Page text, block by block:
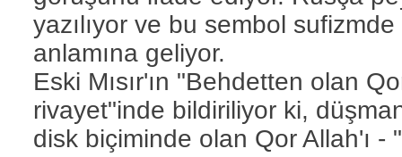
yazılıyor ve bu sembol
anlamına geliyor.
Eski Mısır'ın "Behdetten olan
rivayet"inde bildiriliyor ki,
disk biçiminde olan Qor Allah'ı -